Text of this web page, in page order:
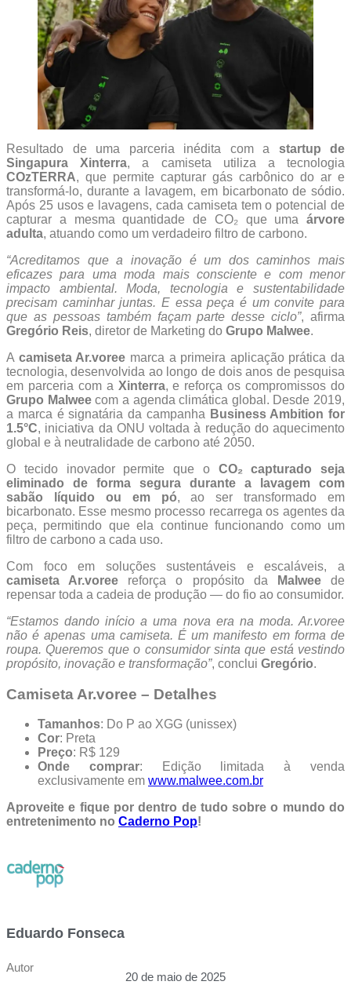
Resultado de uma parceria inédita com a startup de
Singapura Xinterra, a camiseta utiliza a tecnologia
COzTERRA, que permite capturar gás carbônico do ar e
transformá-lo, durante a lavagem, em bicarbonato de sódio.
Após 25 usos e lavagens, cada camiseta tem o potencial de
capturar a mesma quantidade de CO₂ que uma árvore
adulta, atuando como um verdadeiro filtro de carbono.
“Acreditamos que a inovação é um dos caminhos mais
eficazes para uma moda mais consciente e com menor
impacto ambiental. Moda, tecnologia e sustentabilidade
precisam caminhar juntas. E essa peça é um convite para
que as pessoas também façam parte desse ciclo”, afirma
Gregório Reis, diretor de Marketing do Grupo Malwee.
A camiseta Ar.voree marca a primeira aplicação prática da
tecnologia, desenvolvida ao longo de dois anos de pesquisa
em parceria com a Xinterra, e reforça os compromissos do
Grupo Malweecom a agenda climática global. Desde 2019,
a marca é signatária da campanha Business Ambition for
1.5°C, iniciativa da ONU voltada à redução do aquecimento
global e à neutralidade de carbono até 2050.
O tecido inovador permite que o CO₂ capturado seja
eliminado de forma segura durante a lavagem com
sabão líquido ou em pó, ao ser transformado em
bicarbonato. Esse mesmo processo recarrega os agentes da
peça, permitindo que ela continue funcionando como um
filtro de carbono a cada uso.
Com foco em soluções sustentáveis e escaláveis, a
camiseta Ar.voree reforça o propósito da Malweede
repensar toda a cadeia de produção — do fio ao consumidor.
“Estamos dando início a uma nova era na moda. Ar.voree
não é apenas uma camiseta. É um manifesto em forma de
roupa. Queremos que o consumidor sinta que está vestindo
propósito, inovação e transformação”, conclui Gregório.
Camiseta Ar.voree – Detalhes
Tamanhos: Do P ao XGG (unissex)
Cor: Preta
Preço: R$ 129
Onde comprar: Edição limitada à venda
exclusivamente em www.malwee.com.br
Aproveite e fique por dentro de tudo sobre o mundo do
entretenimento no Caderno Pop!
Eduardo Fonseca
Autor
20 de maio de 2025